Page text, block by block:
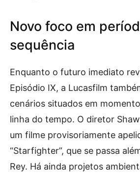
Novo foco em
sequência
Enquanto o futuro imediato
Episódio IX, a Lucasfilm
cenários situados em
linha do tempo. O diretor
um filme provisoriamente
“Starfighter”, que se passa
Rey. Há ainda projetos